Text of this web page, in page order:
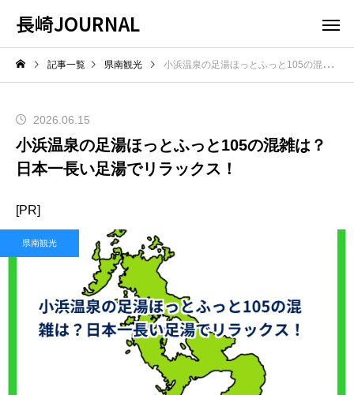
長崎JOURNAL
記事一覧 県南観光 小浜温泉の足湯ほっとふっと105の混雑は？日本一長い足湯でリラックス！
2026.06.15
小浜温泉の足湯ほっとふっと105の混雑は？
日本一長い足湯でリラックス！
[PR]
県南観光